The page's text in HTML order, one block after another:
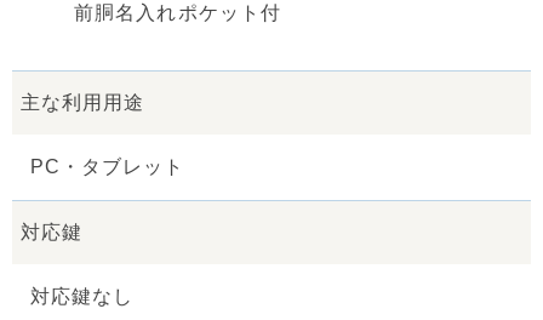
前胴名入れポケット付
主な利用用途
PC・タブレット
対応鍵
対応鍵なし